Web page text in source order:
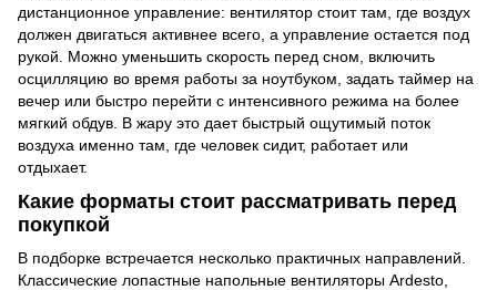
дистанционное управление: вентилятор стоит там, где воздух
должен двигаться активнее всего, а управление остается под
рукой. Можно уменьшить скорость перед сном, включить
осцилляцию во время работы за ноутбуком, задать таймер на
вечер или быстро перейти с интенсивного режима на более
мягкий обдув. В жару это дает быстрый ощутимый поток
воздуха именно там, где человек сидит, работает или
отдыхает.
Какие форматы стоит рассматривать перед
покупкой
В подборке встречается несколько практичных направлений.
Классические лопастные напольные вентиляторы Ardesto,